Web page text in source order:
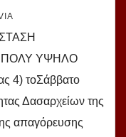
ΠΟΛΥ ΥΨΗΛΟ
4) τοΣάββατο
Δασαρχείων της
απαγόρευσης